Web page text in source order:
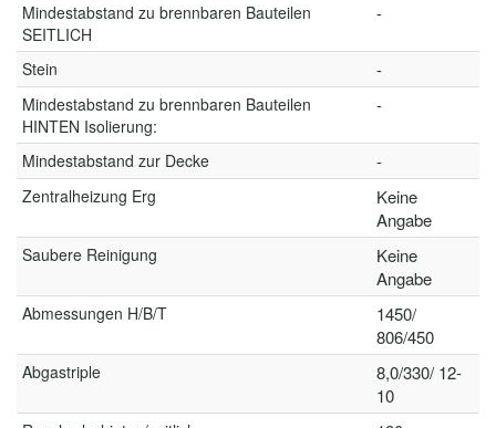
Mindestabstand zu brennbaren Bauteilen
SEITLICH
-
Stein -
Mindestabstand zu brennbaren Bauteilen
HINTEN Isolierung:
-
Mindestabstand zur Decke -
Zentralheizung Erg
Keine
Angabe
Saubere Reinigung
Keine
Angabe
Abmessungen H/B/T
1450/
806/450
Abgastriple
8,0/330/ 12-
10